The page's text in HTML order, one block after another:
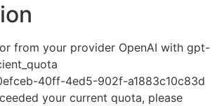
from your provider OpenAI with gpt-
40ff-4ed5-902f-a1883c10c83d
your current quota, please